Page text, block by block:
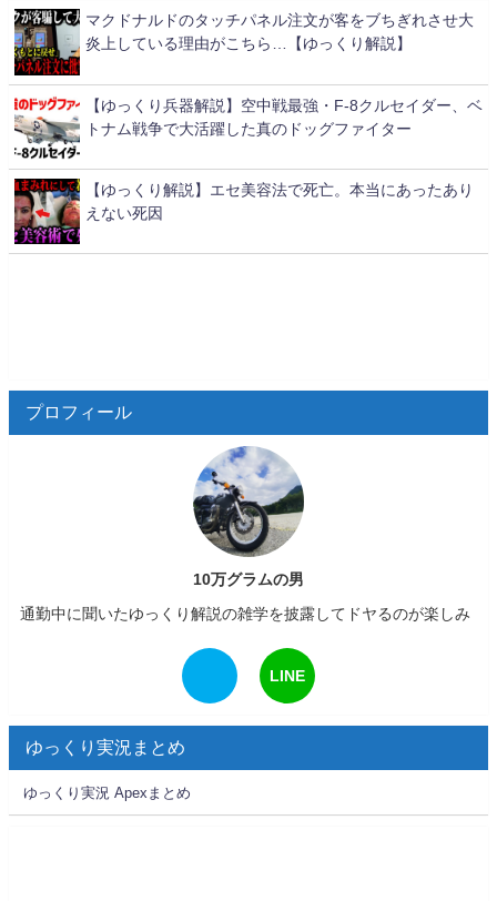
マクドナルドのタッチパネル注文が客をブちぎれさせ大
炎上している理由がこちら…【ゆっくり解説】
【ゆっくり兵器解説】空中戦最強・F-8クルセイダー、ベ
トナム戦争で大活躍した真のドッグファイター
【ゆっくり解説】エセ美容法で死亡。本当にあったあり
えない死因
プロフィール
10万グラムの男
通勤中に聞いたゆっくり解説の雑学を披露してドヤるのが楽しみ
LINE
ゆっくり実況まとめ
ゆっくり実況 Apexまとめ